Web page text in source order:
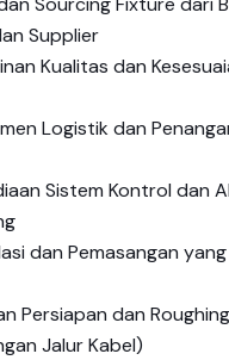
Supplier
Kualitas dan
Logistik dan
Sistem Kontrol dan
dan Pemasangan
Persiapan dan
Jalur Kabel)